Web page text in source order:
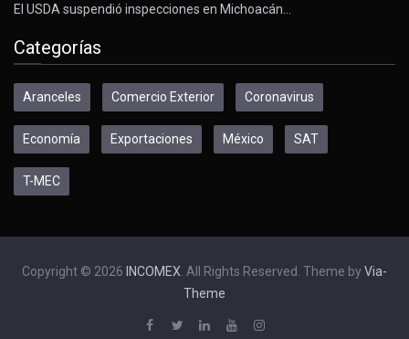
El USDA suspendió inspecciones en Michoacán…
Categorías
Aranceles Comercio Exterior Coronavirus
Economía Exportaciones México SAT
T-MEC
Copyright © 2026 INCOMEX . All Rights Reserved. Theme by Via-
Theme